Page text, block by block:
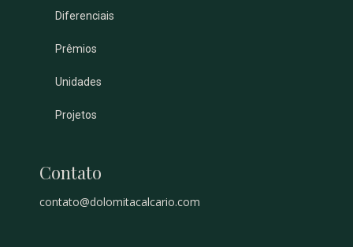
Diferenciais
Prêmios
Unidades
Projetos
Contato
contato@dolomitacalcario.com